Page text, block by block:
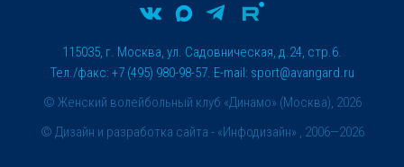
© Женский волейбольный клуб «Динамо» (Москва), 2026
115035, г. Москва, ул. Садовническая, д.24, стр.6.
Тел./факс: +7 (495) 980-98-57. E-mail: sport@avangard.ru
© Дизайн и разработка сайта - «Инфодизайн» , 2006—2026